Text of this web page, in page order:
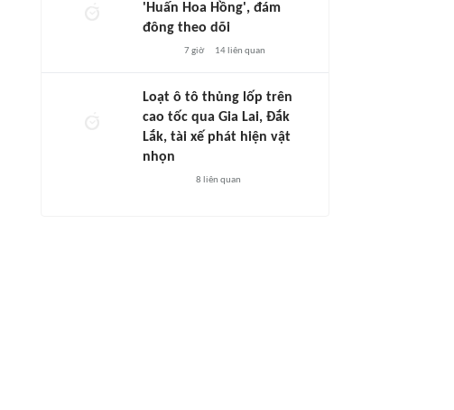
'Huấn Hoa Hồng', đám
đông theo dõi
7 giờ 14liên quan
Loạt ô tô thủng lốp trên
cao tốc qua Gia Lai, Đắk
Lắk, tài xế phát hiện vật
nhọn
8 liên quan